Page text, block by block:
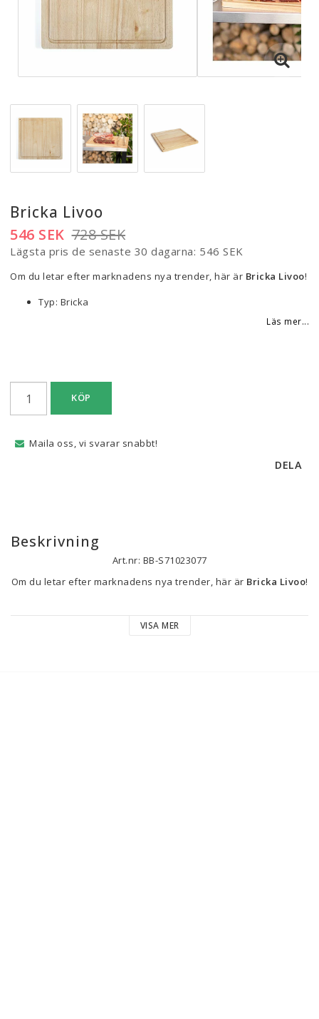
Bricka Livoo
728 SEK
546 SEK
Lägsta pris de senaste 30 dagarna 546 SEK
Om du letar efter marknadens nya trender, här är Bricka Livoo!
Typ: Bricka
Läs mer...
KÖP
Maila oss, vi svarar snabbt!
DELA
Beskrivning
Art.nr: BB-S71023077
Om du letar efter marknadens nya trender, här är Bricka Livoo!
Typ: Bricka
VISA MER